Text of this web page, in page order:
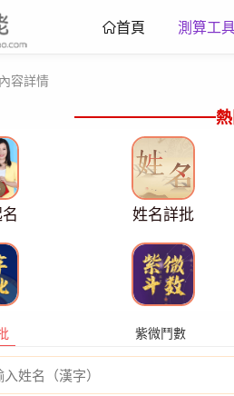
首頁 測算工
內容詳情
姓名詳批
紫微鬥數